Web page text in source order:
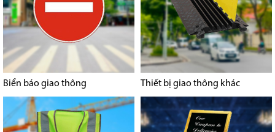
Biển báo giao thông Thiết bị giao thông khác